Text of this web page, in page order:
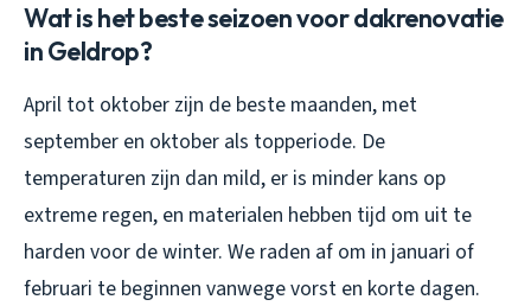
Wat is het beste seizoen voor dakrenovatie
in Geldrop?
April tot oktober zijn de beste maanden, met
september en oktober als topperiode. De
temperaturen zijn dan mild, er is minder kans op
extreme regen, en materialen hebben tijd om uit te
harden voor de winter. We raden af om in januari of
februari te beginnen vanwege vorst en korte dagen.